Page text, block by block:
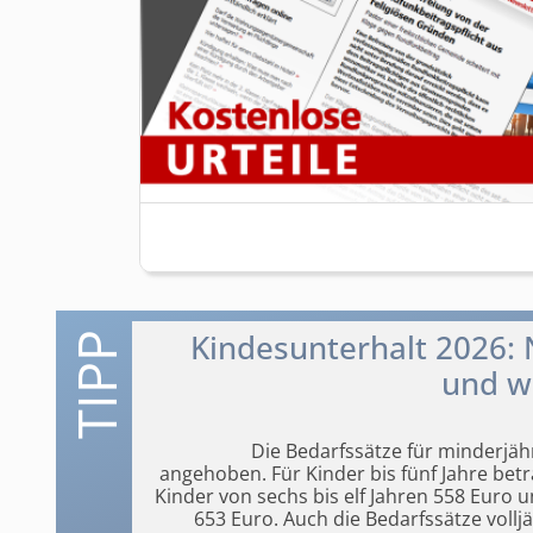
Kindesunterhalt 2026:
und
Die Bedarfssätze für
angehoben. Für Kinder bis fünf Jahre
Kinder von sechs bis elf Jahren 558 Euro
653 Euro. Auch die Bedarfssätze